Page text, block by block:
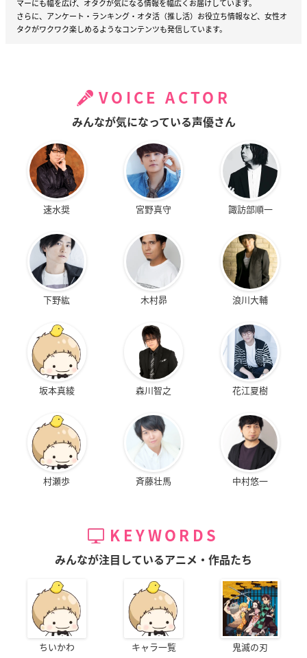
マーにも幅を広げ、オタクが気になる情報を幅広くお届けしています。
さらに、アンケート・ランキング・オタ活（推し活）お役立ち情報など、女性オ
タクがワクワク楽しめるようなコンテンツも発信しています。
VOICE ACTOR
みんなが気になっている声優さん
速水奨 宮野真守 諏訪部順一
下野紘 木村昴 浪川大輔
坂本真綾 森川智之 花江夏樹
村瀬歩 斉藤壮馬 中村悠一
KEYWORDS
みんなが注目しているアニメ・作品たち
ちいかわ キャラ一覧 鬼滅の刃